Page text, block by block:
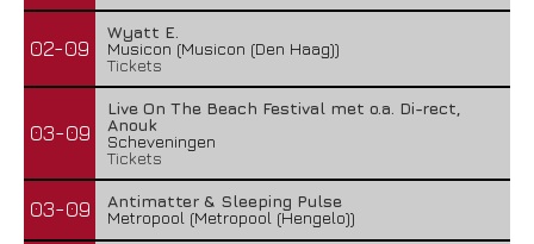
02-09
Wyatt E.
Musicon (Musicon (Den Haag))
Tickets
03-09
Live On The Beach Festival met o.a. Di-rect,
Anouk
Scheveningen
Tickets
03-09
Antimatter & Sleeping Pulse
Metropool (Metropool (Hengelo))